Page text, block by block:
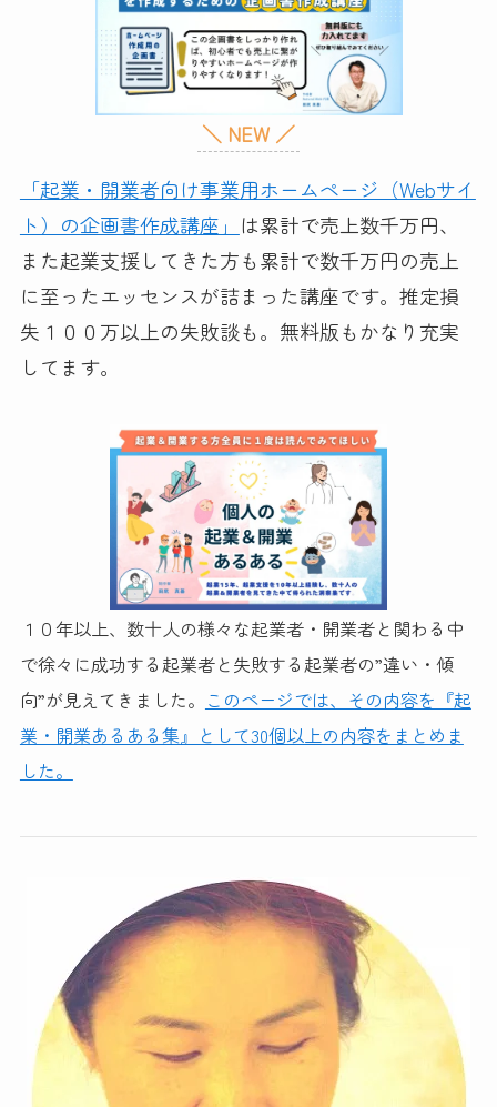
＼ NEW ／
「起業・開業者向け事業用ホームページ（Webサイ
ト）の企画書作成講座」 は累計で売上数千万円、
また起業支援してきた方も累計で数千万円の売上
に至ったエッセンスが詰まった講座です。推定損
失１００万以上の失敗談も。無料版もかなり充実
してます。
１０年以上、数十人の様々な起業者・開業者と関わる中
で徐々に成功する起業者と失敗する起業者の”違い・傾
向”が見えてきました。 このページでは、その内容を『起
業・開業あるある集』として30個以上の内容をまとめま
した。